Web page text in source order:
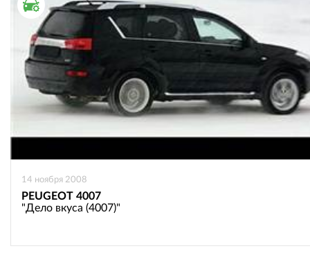
ТЕСТ ДРАЙВ
14 ноября 2008
PEUGEOT 4007
"Дело вкуса (4007)"